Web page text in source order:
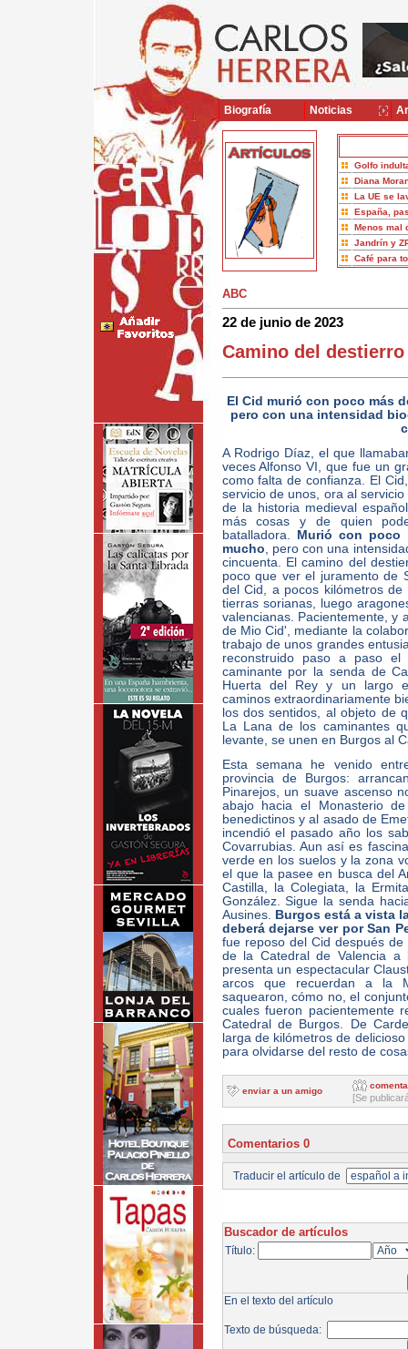
Golfo
Diana
La UE se
España,
Menos mal
Jandrín y
Café para
ABC
22 de junio de 2023
Camino del destierro
El Cid murió con poco más
pero con una intensidad
A Rodrigo Díaz, el que
veces Alfonso VI, que fue un
como falta de confianza. El
servicio de unos, ora al
de la historia medieval
más cosas y de quien
batalladora.
Murió con poco
mucho, pero con una
cincuenta. El camino del
poco que ver el juramento de
del Cid, a pocos kilómetros
tierras sorianas, luego
valencianas. Pacientemente, y
de Mio Cid', mediante la
trabajo de unos grandes
reconstruido paso a paso
caminante por la senda de
Huerta del Rey y un largo
caminos extraordinariamente
los dos sentidos, al objeto de
La Lana de los caminantes
levante, se unen en Burgos al
Esta semana he venido
provincia de Burgos:
Pinarejos, un suave ascenso
abajo hacia el Monasterio
benedictinos y al asado de
incendió el pasado año los
Covarrubias. Aun así es
verde en los suelos y la zona
el que la pasee en busca del
Castilla, la Colegiata, la
González. Sigue la senda
Ausines. Burgos está a vista
deberá dejarse ver por San
fue reposo del Cid después
de la Catedral de Valencia a
presenta un espectacular
arcos que recuerdan a la
saquearon, cómo no, el
cuales fueron pacientemente
Catedral de Burgos. De
larga de kilómetros de
para olvidarse del resto de
enviar a un amigo
[Se
Comentarios 0
Traducir el artículo de
Buscador de artículos
Título:
En el texto del artículo
Texto de búsqueda:
Biografía Noticias